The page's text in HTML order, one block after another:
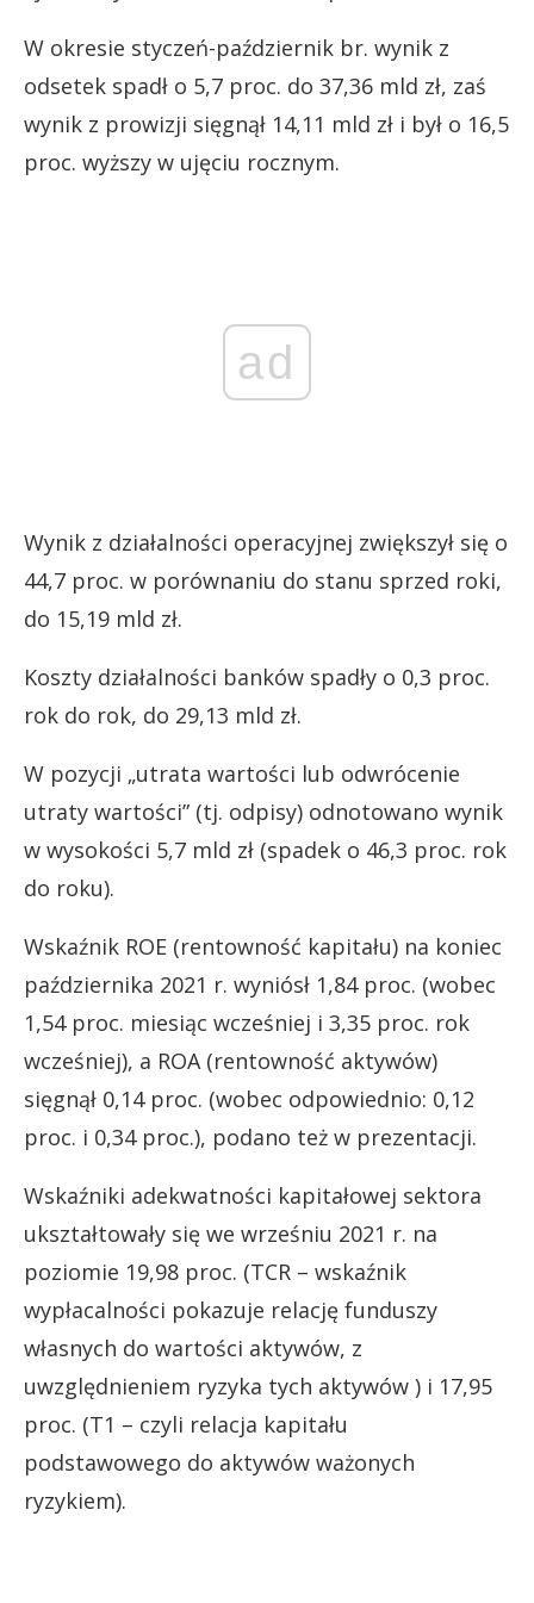
W okresie styczeń-październik br. wynik z
odsetek spadł o 5,7 proc. do 37,36 mld zł, zaś
wynik z prowizji sięgnął 14,11 mld zł i był o 16,5
proc. wyższy w ujęciu rocznym.
ad
Wynik z działalności operacyjnej zwiększył się o
44,7 proc. w porównaniu do stanu sprzed roki,
do 15,19 mld zł.
Koszty działalności banków spadły o 0,3 proc.
rok do rok, do 29,13 mld zł.
W pozycji „utrata wartości lub odwrócenie
utraty wartości” (tj. odpisy) odnotowano wynik
w wysokości 5,7 mld zł (spadek o 46,3 proc. rok
do roku).
Wskaźnik ROE (rentowność kapitału) na koniec
października 2021 r. wyniósł 1,84 proc. (wobec
1,54 proc. miesiąc wcześniej i 3,35 proc. rok
wcześniej), a ROA (rentowność aktywów)
sięgnął 0,14 proc. (wobec odpowiednio: 0,12
proc. i 0,34 proc.), podano też w prezentacji.
Wskaźniki adekwatności kapitałowej sektora
ukształtowały się we wrześniu 2021 r. na
poziomie 19,98 proc. (TCR – wskaźnik
wypłacalności pokazuje relację funduszy
własnych do wartości aktywów, z
uwzględnieniem ryzyka tych aktywów ) i 17,95
proc. (T1 – czyli relacja kapitału
podstawowego do aktywów ważonych
ryzykiem).